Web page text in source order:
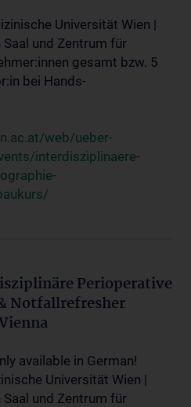
Universität Wien |
und Zentrum für
gesamt bzw. 5
bei Hands-
web/ueber-
interdisziplinaere-
Perioperative
Notfallrefresher
available in German!
Universität Wien |
und Zentrum für